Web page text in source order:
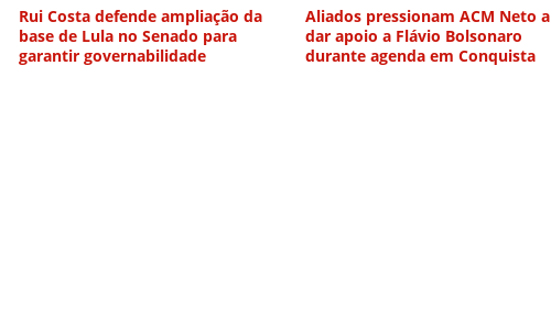
Rui Costa defende ampliação da
base de Lula no Senado para
garantir governabilidade
Aliados pressionam ACM Neto a
dar apoio a Flávio Bolsonaro
durante agenda em Conquista